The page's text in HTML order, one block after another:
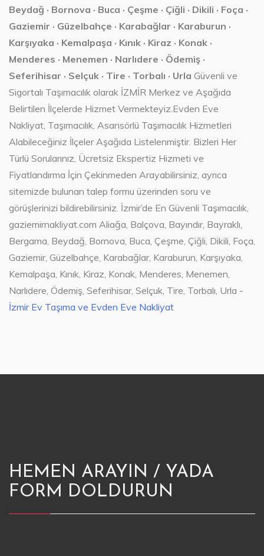
Beydağ · Bornova · Buca · Çeşme · Çiğli · Dikili · Foça ·
Gaziemir · Güzelbahçe · Karabağlar · Karaburun ·
Karşıyaka · Kemalpaşa · Kınık · Kiraz · Konak ·
Menderes · Menemen · Narlıdere · Ödemiş ·
Seferihisar · Selçuk · Tire · Torbalı · Urla Güvenli ve
Sigortalı Taşımacılık olarak İZMİR Merkez ve Aşağıda
Belirtilen İlçelerde Hizmet Vermekteyiz.Evden Eve
Nakliyat, Taşımacılık, Asansörlü Taşımacılık Hizmetleri
Alabileceğiniz İlçeler Aşağıda Listelenmiştir. Bizleri Her
Türlü Sorularınız, Ücretsiz Ekspertiz Hizmeti ve
Fiyatlandırma İçin Çekinmeden Arayabilirsiniz, ayrıca
sitemizde bulunan talep formu üzerinden soru ve
görüşlerinizi bildirebilirsiniz. İzmir’de En Güvenli Taşımacılık,
gaziemirnakliyat.com Aliağa, Balçova, Bayındır, Bayraklı,
Bergama, Beydağ, Bornova, Buca, Çeşme, Çiğli, Dikili, Foça,
Gaziemir, Güzelbahçe, Karabağlar, Karaburun, Karşıyaka,
Kemalpaşa, Kınık, Kiraz, Konak, Menderes, Menemen,
Narlıdere, Ödemiş, Seferihisar, Selçuk, Tire, Torbalı, Urla -
İzmir Ev Taşıma ve Evden Eve Nakliyat
HEMEN ARAYIN / YADA
FORM DOLDURUN